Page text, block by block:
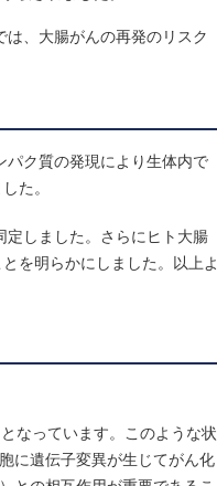
、大腸がんの再発のリスク
パク質の発現により生体内で
した。
定しました。さらにヒト大腸
を明らかにしました。以上よ
なっています。このような状
に遺伝子変異が生じてがん化